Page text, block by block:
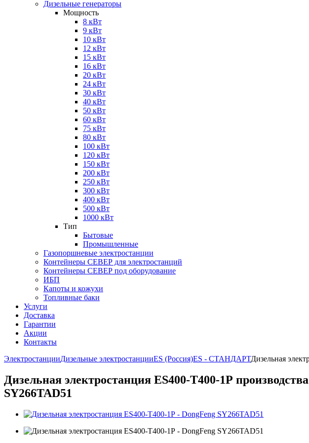
Дизельные генераторы
Мощность
8 кВт
9 кВт
10 кВт
12 кВт
15 кВт
16 кВт
20 кВт
24 кВт
30 кВт
40 кВт
50 кВт
60 кВт
75 кВт
80 кВт
100 кВт
120 кВт
150 кВт
200 кВт
250 кВт
300 кВт
400 кВт
500 кВт
1000 кВт
Тип
Бытовые
Промышленные
Газопоршневые электростанции
Контейнеры СЕВЕР для электростанций
Контейнеры СЕВЕР под оборудование
ИБП
Капоты и кожухи
Топливные баки
Услуги
Доставка
Гарантии
Акции
Контакты
ЭлектростанцииДизельные электростанцииES (Россия)ES - СТАНДАРТДизельная
Дизельная электростанция ES400-Т400-1Р
SY266TAD51